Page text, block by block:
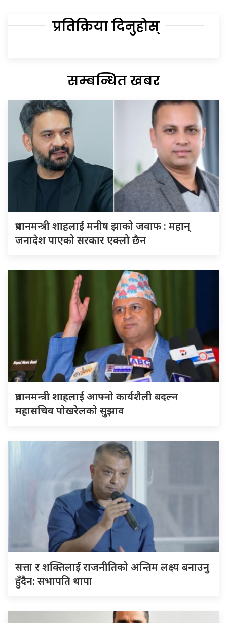
प्रतिक्रिया दिनुहोस्
सम्बन्धित खबर
प्रधानमन्त्री शाहलाई मनीष झाको जवाफ : महान्
जनादेश पाएको सरकार एक्लो छैन
प्रधानमन्त्री शाहलाई आफ्नो कार्यशैली बदल्न
महासचिव पोखरेलको सुझाव
सत्ता र शक्तिलाई राजनीतिको अन्तिम लक्ष्य बनाउनु
हुँदैन: सभापति थापा